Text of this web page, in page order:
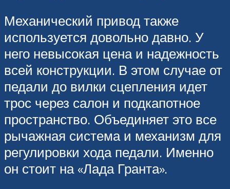
Механический привод также
используется довольно давно. У
него невысокая цена и надежность
всей конструкции. В этом случае от
педали до вилки сцепления идет
трос через салон и подкапотное
пространство. Объединяет это все
рычажная система и механизм для
регулировки хода педали. Именно
он стоит на «Лада Гранта».